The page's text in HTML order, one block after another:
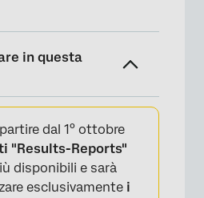
in questa
di suddivisione
dal 1° ottobre
"Results-Reports"
disponibili e sarà
esclusivamente i